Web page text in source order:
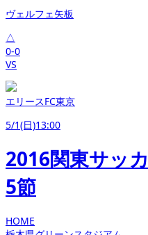
ヴェルフェ矢板
△
0-0
VS
エリースFC東京
5/1(日)13:00
2016関東サッ
5節
HOME